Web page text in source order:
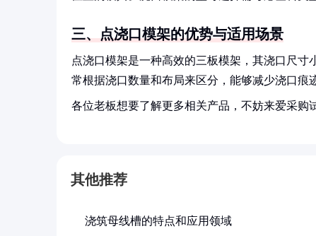
三、点浇口模架的优势与适用场景
点浇口模架是一种高效的三板模架，其浇口尺
常根据浇口数量和布局来区分，能够减少浇口痕
各位老板想要了解更多相关产品，不妨来爱采购
其他推荐
浇筑母线槽的特点和应用领域